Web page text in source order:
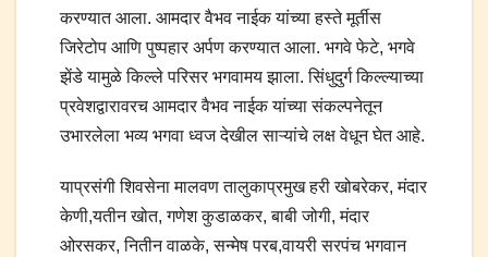
करण्यात आला. आमदार वैभव नाईक यांच्या हस्ते मूर्तीस
जिरेटोप आणि पुष्पहार अर्पण करण्यात आला. भगवे फेटे, भगवे
झेंडे यामुळे किल्ले परिसर भगवामय झाला. सिंधुदुर्ग किल्ल्याच्या
प्रवेशद्वारावरच आमदार वैभव नाईक यांच्या संकल्पनेतून
उभारलेला भव्य भगवा ध्वज देखील साऱ्यांचे लक्ष वेधून घेत आहे.
याप्रसंगी शिवसेना मालवण तालुकाप्रमुख हरी खोबरेकर, मंदार
केणी,यतीन खोत, गणेश कुडाळकर, बाबी जोगी, मंदार
ओरसकर, नितीन वाळके, सन्मेष परब,वायरी सरपंच भगवान